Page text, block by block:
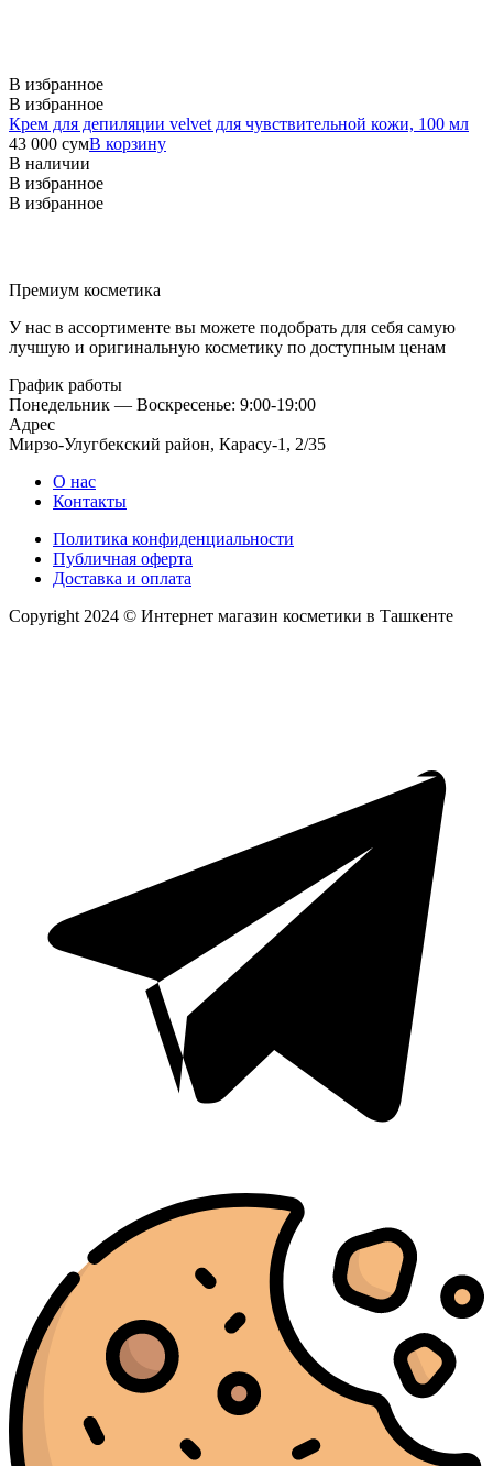
В избранное
В избранное
Крем для депиляции velvet для чувствительной кожи, 100 мл
43 000 сумВ корзину
В наличии
В избранное
В избранное
Премиум косметика
У нас в ассортименте вы можете подобрать для себя самую
лучшую и оригинальную косметику по доступным ценам
График работы
Понедельник — Воскресенье: 9:00-19:00
Адрес
Мирзо-Улугбекский район, Карасу-1, 2/35
О нас
Контакты
Политика конфиденциальности
Публичная оферта
Доставка и оплата
Copyright 2024 © Интернет магазин косметики в Ташкенте